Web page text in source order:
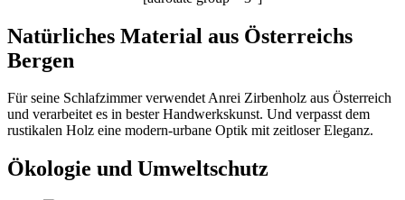
Natürliches Material aus Österreichs
Bergen
Für seine Schlafzimmer verwendet Anrei Zirbenholz aus Österreich
und verarbeitet es in bester Handwerkskunst. Und verpasst dem
rustikalen Holz eine modern-urbane Optik mit zeitloser Eleganz.
Ökologie und Umweltschutz